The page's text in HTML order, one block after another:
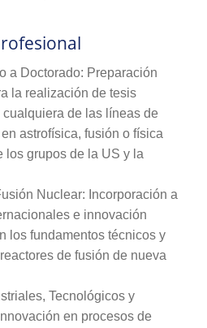
a Doctorado: Preparación
la realización de tesis
de las líneas de
astrofísica, fusión o física
los grupos de la US y la
Nuclear: Incorporación a
e innovación
los fundamentos técnicos y
de fusión de nueva
Tecnológicos y
en procesos de